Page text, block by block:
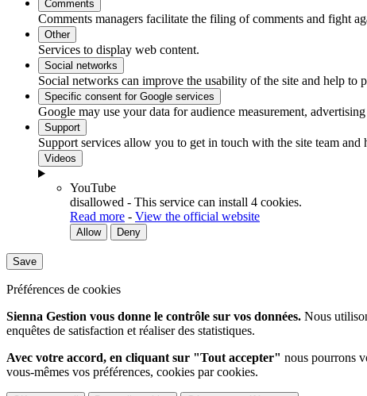
Comments
Comments managers facilitate the filing of comments and fight
Other
Services to display web content.
Social networks
Social networks can improve the usability of the site and help to
Specific consent for Google services
Google may use your data for audience measurement,
Support
Support services allow you to get in touch with the site team and
Videos
YouTube
disallowed - This service can install 4 cookies.
Read more - View the official website
Allow Deny
Save
Préférences de cookies
Sienna Gestion vous donne le contrôle sur vos données. Nous
enquêtes de satisfaction et réaliser des statistiques.
Avec votre accord, en cliquant sur "Tout accepter" nous pourrons
vous-mêmes vos préférences, cookies par cookies.
Placements long terme
Solutions épargne salariale
Par thématiques
Environnement
Social et/ou Solidaire
Hybride
Souveraineté